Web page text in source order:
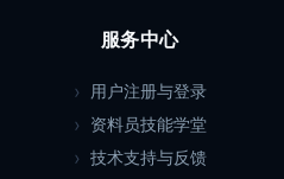
服务中心
用户注册与登录
资料员技能学堂
技术支持与反馈